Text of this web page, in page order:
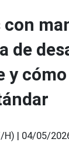
con
de
y
H) | 04/05/